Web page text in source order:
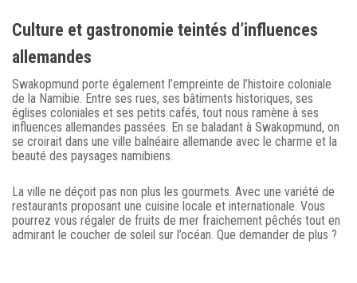
Culture et gastronomie teintés d’influences
allemandes
Swakopmund porte également l’empreinte de l’histoire coloniale
de la Namibie. Entre ses rues, ses bâtiments historiques, ses
églises coloniales et ses petits cafés, tout nous ramène à ses
influences allemandes passées. En se baladant à Swakopmund, on
se croirait dans une ville balnéaire allemande avec le charme et la
beauté des paysages namibiens.
La ville ne déçoit pas non plus les gourmets. Avec une variété de
restaurants proposant une cuisine locale et internationale. Vous
pourrez vous régaler de fruits de mer fraichement pêchés tout en
admirant le coucher de soleil sur l’océan. Que demander de plus ?